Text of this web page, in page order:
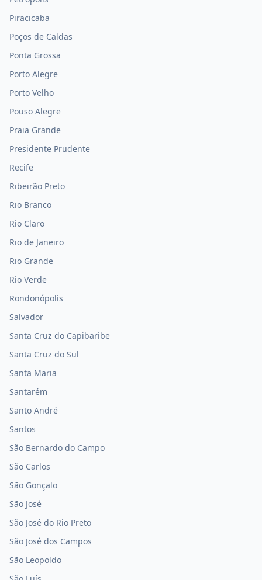
Piracicaba
Poços de Caldas
Ponta Grossa
Porto Alegre
Porto Velho
Pouso Alegre
Praia Grande
Presidente Prudente
Recife
Ribeirão Preto
Rio Branco
Rio Claro
Rio de Janeiro
Rio Grande
Rio Verde
Rondonópolis
Salvador
Santa Cruz do Capibaribe
Santa Cruz do Sul
Santa Maria
Santarém
Santo André
Santos
São Bernardo do Campo
São Carlos
São Gonçalo
São José
São José do Rio Preto
São José dos Campos
São Leopoldo